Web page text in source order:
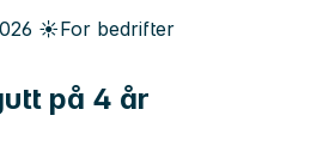
☀️For bedrifter
på 4 år